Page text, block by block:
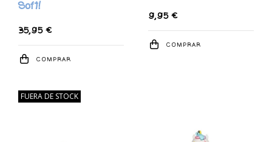
Soft!
35,95 €
COMPRAR
9,95 €
COMPRAR
FUERA DE STOCK